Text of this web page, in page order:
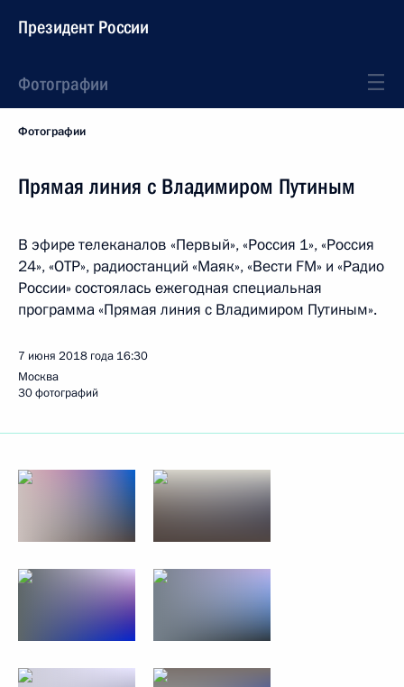
Президент России
Фотографии
Фотографии
Прямая линия с Владимиром Путиным
В эфире телеканалов «Первый», «Россия 1», «Россия
24», «ОТР», радиостанций «Маяк», «Вести FM» и «Радио
России» состоялась ежегодная специальная
программа «Прямая линия с Владимиром Путиным».
7 июня 2018 года 16:30
Москва
30 фотографий